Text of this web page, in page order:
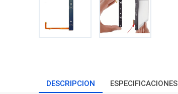
DESCRIPCION ESPECIFICACIONES